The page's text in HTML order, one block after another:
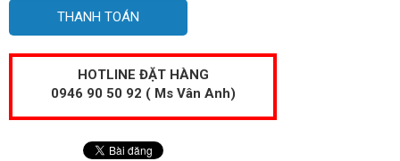
THANH TOÁN
HOTLINE ĐẶT HÀNG
0946 90 50 92 ( Ms Vân Anh)